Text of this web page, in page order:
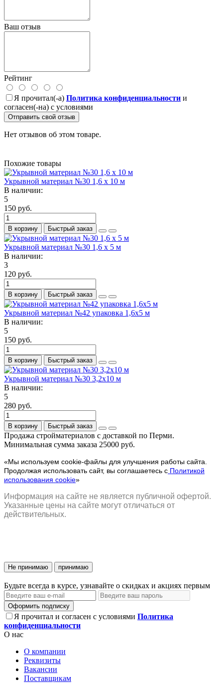
Ваш отзыв
Рейтинг
Я прочитал(-а) Политика конфиденциальности и
согласен(-на) с условиями
Отправить свой отзыв
Нет отзывов об этом товаре.
Похожие товары
Укрывной материал №30 1,6 х 10 м
В наличии:
5
150 руб.
В корзину Быстрый заказ
Укрывной материал №30 1,6 х 5 м
В наличии:
3
120 руб.
В корзину Быстрый заказ
Укрывной материал №42 упаковка 1,6х5 м
В наличии:
5
150 руб.
В корзину Быстрый заказ
Укрывной материал №30 3,2х10 м
В наличии:
5
280 руб.
В корзину Быстрый заказ
Продажа стройматериалов с доставкой по Перми.
Минимальная сумма заказа 25000 руб.
«Мы используем cookie-файлы для улучшения работы сайта.
Продолжая использовать сайт, вы соглашаетесь с Политикой
использования cookie»
Информация на сайте не является публичной офертой.
Указанные цены на сайте могут отличаться от
действительных.
Не принимаю принимаю
Будьте всегда в курсе, узнавайте о скидках и акциях первым
Оформить подписку
Я прочитал и согласен с условиями Политика
конфиденциальности
О нас
О компании
Реквизиты
Вакансии
Поставщикам